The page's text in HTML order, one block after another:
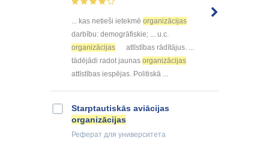
... kas netieši ietekmē organizācijas
darbību: demogrāfiskie; ... u.c.
organizācijas
attīstības rādītājus. ...
tādējādi radot jaunas organizācijas
attīstības iespējas. Politiskā ...
Starptautiskās aviācijas
organizācijas
Реферат для университета